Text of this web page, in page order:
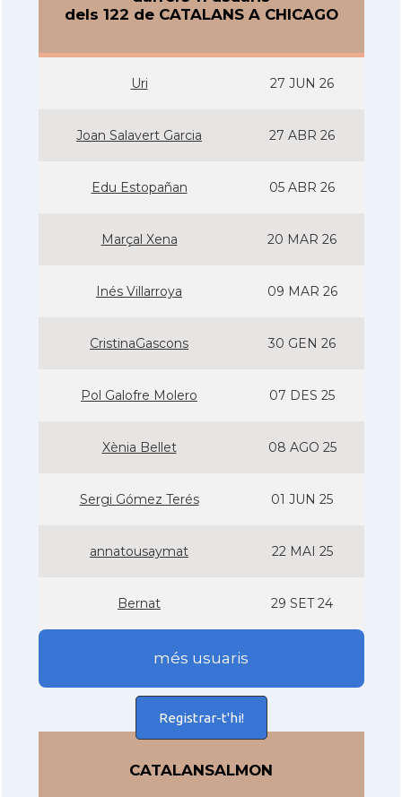
dels 122 de CATALANS A CHICAGO
Uri 27 JUN 26
Joan Salavert Garcia 27 ABR 26
Edu Estopañan 05 ABR 26
Marçal Xena 20 MAR 26
Inés Villarroya 09 MAR 26
CristinaGascons 30 GEN 26
Pol Galofre Molero 07 DES 25
Xènia Bellet 08 AGO 25
Sergi Gómez Terés 01 JUN 25
annatousaymat 22 MAI 25
Bernat 29 SET 24
més usuaris
Registrar-t'hi!
CATALANSALMON